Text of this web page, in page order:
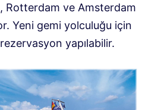
Rotterdam ve Amsterdam
Yeni gemi yolculuğu için
yapılabilir.